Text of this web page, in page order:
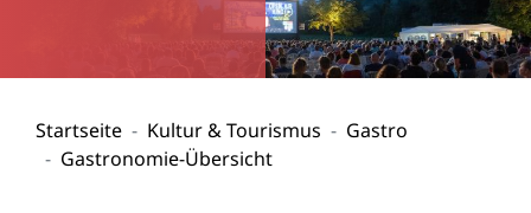
Startseite Kultur & Tourismus
Gastro
Gastronomie-Übersicht